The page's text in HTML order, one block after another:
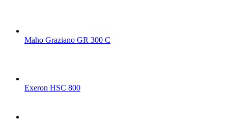
Maho Graziano GR 300 C
Exeron HSC 800